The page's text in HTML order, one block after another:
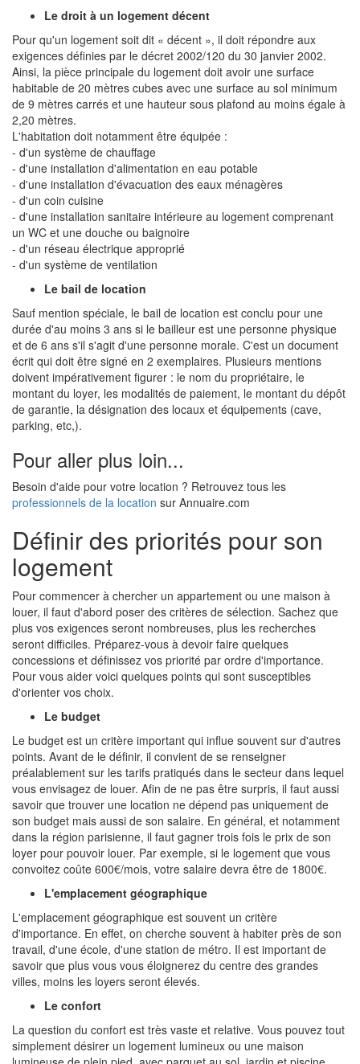
Le droit à un logement décent
Pour qu'un logement soit dit « décent », il doit répondre aux
exigences définies par le décret 2002/120 du 30 janvier 2002.
Ainsi, la pièce principale du logement doit avoir une surface
habitable de 20 mètres cubes avec une surface au sol minimum
de 9 mètres carrés et une hauteur sous plafond au moins égale à
2,20 mètres.
L'habitation doit notamment être équipée :
- d'un système de chauffage
- d'une installation d'alimentation en eau potable
- d'une installation d'évacuation des eaux ménagères
- d'un coin cuisine
- d'une installation sanitaire intérieure au logement comprenant
un WC et une douche ou baignoire
- d'un réseau électrique approprié
- d'un système de ventilation
Le bail de location
Sauf mention spéciale, le bail de location est conclu pour une
durée d'au moins 3 ans si le bailleur est une personne physique
et de 6 ans s'il s'agit d'une personne morale. C'est un document
écrit qui doit être signé en 2 exemplaires. Plusieurs mentions
doivent impérativement figurer : le nom du propriétaire, le
montant du loyer, les modalités de paiement, le montant du dépôt
de garantie, la désignation des locaux et équipements (cave,
parking, etc,).
Pour aller plus loin...
Besoin d'aide pour votre location ? Retrouvez tous les
professionnels de la location sur Annuaire.com
Définir des priorités pour son
logement
Pour commencer à chercher un appartement ou une maison à
louer, il faut d'abord poser des critères de sélection. Sachez que
plus vos exigences seront nombreuses, plus les recherches
seront difficiles. Préparez-vous à devoir faire quelques
concessions et définissez vos priorité par ordre d'importance.
Pour vous aider voici quelques points qui sont susceptibles
d'orienter vos choix.
Le budget
Le budget est un critère important qui influe souvent sur d'autres
points. Avant de le définir, il convient de se renseigner
préalablement sur les tarifs pratiqués dans le secteur dans lequel
vous envisagez de louer. Afin de ne pas être surpris, il faut aussi
savoir que trouver une location ne dépend pas uniquement de
son budget mais aussi de son salaire. En général, et notamment
dans la région parisienne, il faut gagner trois fois le prix de son
loyer pour pouvoir louer. Par exemple, si le logement que vous
convoitez coûte 600€/mois, votre salaire devra être de 1800€.
L'emplacement géographique
L'emplacement géographique est souvent un critère
d'importance. En effet, on cherche souvent à habiter près de son
travail, d'une école, d'une station de métro. Il est important de
savoir que plus vous vous éloignerez du centre des grandes
villes, moins les loyers seront élevés.
Le confort
La question du confort est très vaste et relative. Vous pouvez tout
simplement désirer un logement lumineux ou une maison